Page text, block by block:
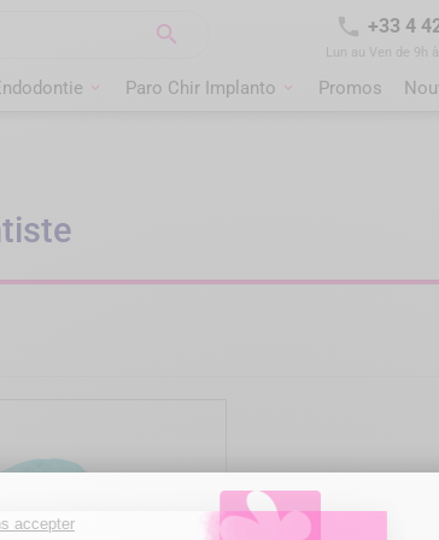
  +33 4
Lun au Ven de 9h
Paro Chir Implanto Promos